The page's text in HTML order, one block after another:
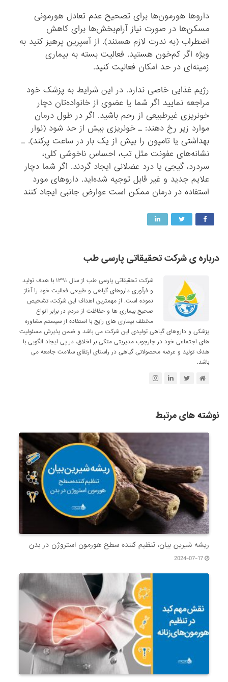
داروها هورمون‌ها برای‌ تصحیح‌ عدم‌ تعادل‌ هورمونی‌
مسکن‌ها در صورت‌ نیاز آرام‌بخش‌ها برای‌ کاهش‌
اضطراب‌ (به‌ ندرت‌ لازم‌ هستند). از آسپرین‌ پرهیز کنید به‌
ویژه‌ اگر کم‌خون‌ هستید. فعالیت‌ بسته‌ به‌ بیماری‌
زمینه‌ای‌ در حد امکان‌ فعالیت‌ کنید.
رژیم‌ غذایی‌ خاصی‌ ندارد. در این‌ شرایط‌ به‌ پزشک‌ خود
مراجعه‌ نمایید اگر شما یا عضوی‌ از خانواده‌تان‌ دچار
خونریزی‌ غیرطبیعی‌ از رحم‌ باشید. اگر در طول‌ درمان‌
موارد زیر رخ‌ دهند: ـ خونریزی‌ بیش‌ از حد شود (نوار
بهداشتی‌ یا تامپون‌ را بیش‌ از یک‌ بار در ساعت‌ پرکند). ـ
نشانه‌های‌ عفونت‌ مثل‌ تب‌، احساس‌ ناخوشی‌ کلی‌،
سردرد، گیجی‌ یا درد عضلانی‌ ایجاد گردند. اگر شما دچار
علایم‌ جدید و غیر قابل‌ توجیه‌ شده‌اید. داروهای‌ مورد
استفاده‌ در درمان‌ ممکن‌ است‌ عوارض‌ جانبی‌ ایجاد کنند
درباره ی شرکت تحقیقاتی پارسی طب
شرکت تحقیقاتی پارسی طب از سال ۱۳۹۱ با هدف تولید
و فرآوری داروهای گیاهی و طبیعی فعالیت خود را آغاز
نموده است. از مهمترین اهداف این شرکت، تشخیص
صحیح بیماری ها و حفاظت از مردم در برابر انواع
مختلف بیماری های رایج با استفاده از سیستم مشاوره
پزشکی و داروهای گیاهی تولیدی این شرکت می باشد و ضمن پذیرش مسئولیت
های اجتماعی خود در چارچوب مدیریتی متکی بر اخلاق، در پی ایجاد الگویی با
هدف تولید و عرضه محصولاتی گیاهی در راستای ارتقای سلامت جامعه می
باشد.
نوشته های مرتبط
ریشه شیرین بیان، تنظیم کننده سطح هورمون استروژن در بدن
2024-07-17